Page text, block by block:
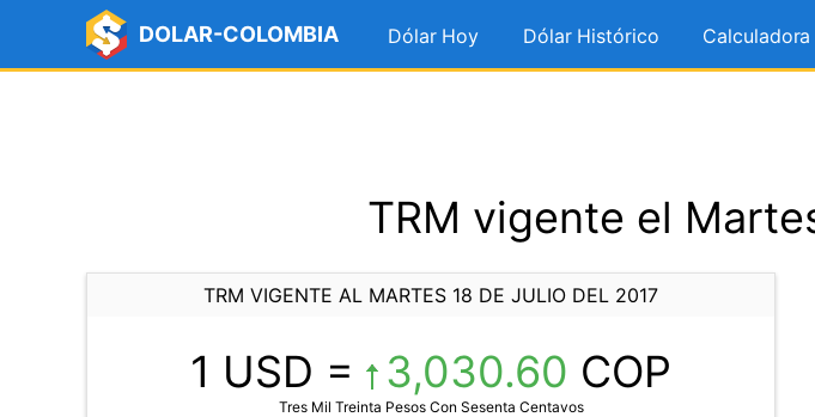
DOLAR-COLOMBIA Dólar Hoy Dólar Histórico Calculadora
TRM vigente el
TRM VIGENTE AL MARTES 18 DE JULIO DEL 2017
1 USD = 3,030.60 COP
Tres Mil Treinta Pesos Con Sesenta Centavos